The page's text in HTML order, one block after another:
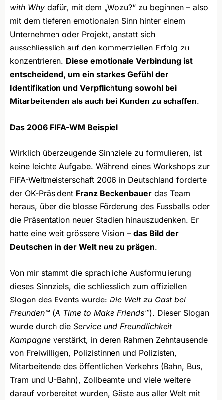
with Why dafür, mit dem „Wozu?“ zu beginnen – also
mit dem tieferen emotionalen Sinn hinter einem
Unternehmen oder Projekt, anstatt sich
ausschliesslich auf den kommerziellen Erfolg zu
konzentrieren. Diese emotionale Verbindung ist
entscheidend, um ein starkes Gefühl der
Identifikation und Verpflichtung sowohl bei
Mitarbeitenden als auch bei Kunden zu schaffen.
Das 2006 FIFA-WM Beispiel
Wirklich überzeugende Sinnziele zu formulieren, ist
keine leichte Aufgabe. Während eines Workshops zur
FIFA-Weltmeisterschaft 2006 in Deutschland forderte
der OK-Präsident Franz Beckenbauer das Team
heraus, über die blosse Förderung des Fussballs oder
die Präsentation neuer Stadien hinauszudenken. Er
hatte eine weit grössere Vision – das Bild der
Deutschen in der Welt neu zu prägen.
Von mir stammt die sprachliche Ausformulierung
dieses Sinnziels, die schliesslich zum offiziellen
Slogan des Events wurde: Die Welt zu Gast bei
Freunden™(A Time to Make Friends™). Dieser Slogan
wurde durch die Service und Freundlichkeit
Kampagne verstärkt, in deren Rahmen Zehntausende
von Freiwilligen, Polizistinnen und Polizisten,
Mitarbeitende des öffentlichen Verkehrs (Bahn, Bus,
Tram und U-Bahn), Zollbeamte und viele weitere
darauf vorbereitet wurden, Gäste aus aller Welt mit